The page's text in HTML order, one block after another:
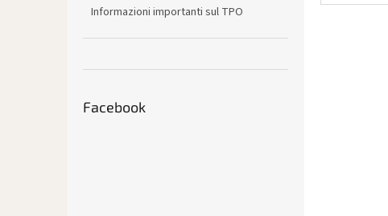
Informazioni importanti sul TPO
Facebook